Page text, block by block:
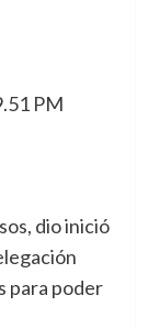
dio inició
para poder